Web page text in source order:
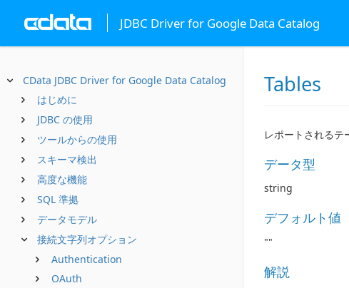
JDBC Driver for Google Data Catalog
CData JDBC Driver for Google Data Catalog
はじめに
JDBC の使用
ツールからの使用
スキーマ検出
高度な機能
SQL 準拠
データモデル
接続文字列オプション
Authentication
OAuth
Tables
レポートされるテ
データ型
string
デフォルト値
""
解説